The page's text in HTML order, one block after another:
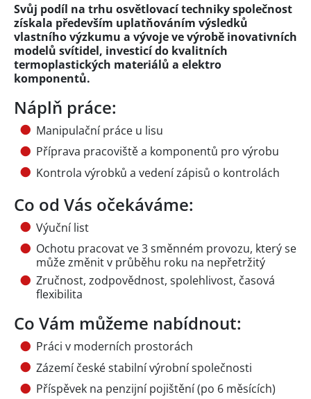
Svůj podíl na trhu osvětlovací techniky společnost
získala především uplatňováním výsledků
vlastního výzkumu a vývoje ve výrobě inovativních
modelů svítidel, investicí do kvalitních
termoplastických materiálů a elektro
komponentů.
Náplň práce:
Manipulační práce u lisu
Příprava pracoviště a komponentů pro výrobu
Kontrola výrobků a vedení zápisů o kontrolách
Co od Vás očekáváme:
Výuční list
Ochotu pracovat ve 3 směnném provozu, který se
může změnit v průběhu roku na nepřetržitý
Zručnost, zodpovědnost, spolehlivost, časová
flexibilita
Co Vám můžeme nabídnout:
Práci v moderních prostorách
Zázemí české stabilní výrobní společnosti
Příspěvek na penzijní pojištění (po 6 měsících)